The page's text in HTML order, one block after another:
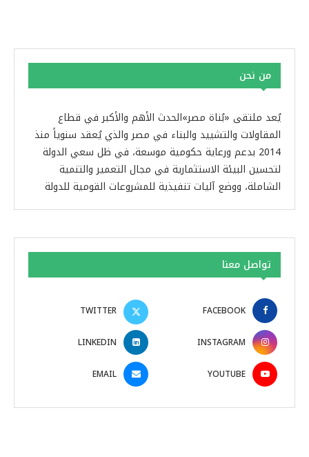
من نحن
يُعد ملتقى «بُناة مصر»الحدث الأهم والأكبر في قطاع
المقاولات والتشييد والبناء في مصر والذي يُعقد سنوياً منذ
2014 بدعم ورعاية حكومية موسعة، في ظل سعي الدولة
لتحسين البيئة الاستثمارية في مجال التعمير والتنمية
الشاملة، ووضع آليات تنفيذية للمشروعات القومية للدولة
تواصل معنا
FACEBOOK
TWITTER
INSTAGRAM
LINKEDIN
YOUTUBE
EMAIL